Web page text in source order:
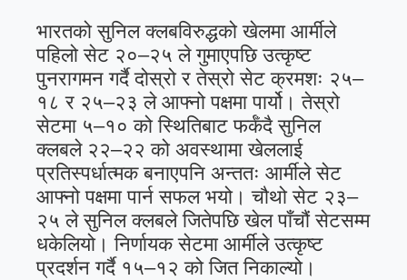
भारतको सुनिल क्लबविरुद्धको खेलमा आर्मीले
पहिलो सेट २०–२५ ले गुमाएपछि उत्कृष्ट
पुनरागमन गर्दै दोस्रो र तेस्रो सेट क्रमशः २५–
१८ र २५–२३ ले आफ्नो पक्षमा पार्यो। तेस्रो
सेटमा ५–१० को स्थितिबाट फर्कँदै सुनिल
क्लबले २२–२२ को अवस्थामा खेललाई
प्रतिस्पर्धात्मक बनाएपनि अन्ततः आर्मीले सेट
आफ्नो पक्षमा पार्न सफल भयो। चौथो सेट २३–
२५ ले सुनिल क्लबले जितेपछि खेल पाँचौं सेटसम्म
धकेलियो। निर्णायक सेटमा आर्मीले उत्कृष्ट
प्रदर्शन गर्दै १५–१२ को जित निकाल्यो।